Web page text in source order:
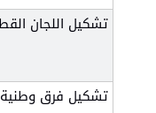
تشكيل اللجان
تشكيل فرق